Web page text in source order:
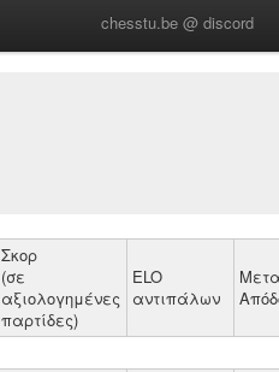
chesstu.be @ discord
Σκορ
(σε
αξιολογημένες
παρτίδες)
ELO
αντιπάλων